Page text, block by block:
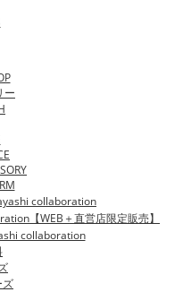
ー
collaboration
【WEB＋直営店限定販売】
collaboration
ズ